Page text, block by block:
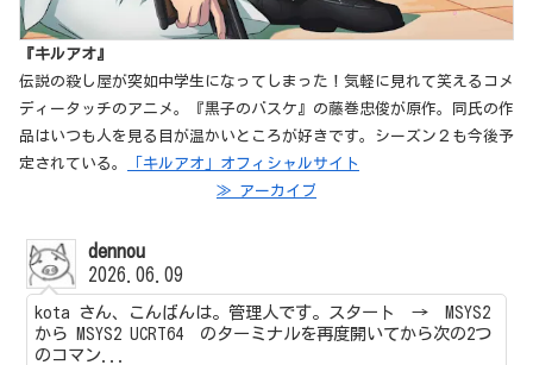
『キルアオ』
伝説の殺し屋が突如中学生になってしまった！気軽に見れて笑えるコメ
ディータッチのアニメ。『黒子のバスケ』の藤巻忠俊が原作。同氏の作
品はいつも人を見る目が温かいところが好きです。シーズン２も今後予
定されている。
「キルアオ」オフィシャルサイト
≫ アーカイブ
dennou
2026.06.09
kota さん、こんばんは。管理人です。スタート → MSYS2
から MSYS2 UCRT64 のターミナルを再度開いてから次の2つ
のコマン...